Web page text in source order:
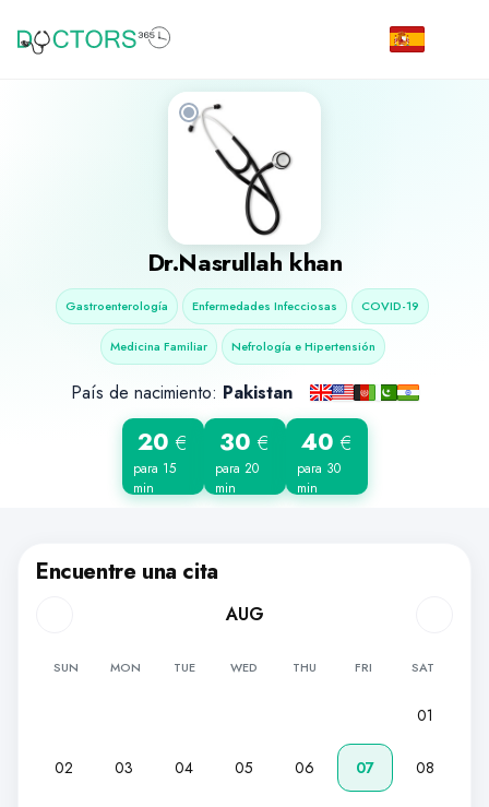
Dr.Nasrullah khan
Gastroenterología Enfermedades Infecciosas COVID-19
Medicina Familiar Nefrología e Hipertensión
País de nacimiento: Pakistan
20 €
para 15
min
30 €
para 20
min
40 €
para 30
min
Encuentre una cita
AUG
SUN MON TUE WED THU FRI SAT
01
02 03 04 05 06 07 08